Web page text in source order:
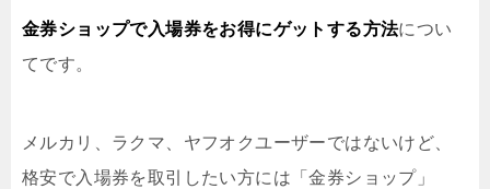
金券ショップで入場券をお得にゲットする方法につい
てです。
メルカリ、ラクマ、ヤフオクユーザーではないけど、
格安で入場券を取引したい方には「金券ショップ」